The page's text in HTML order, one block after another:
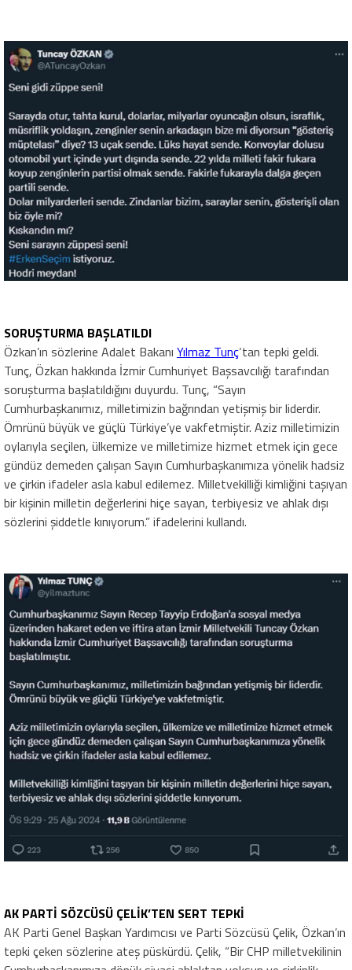
SORUŞTURMA BAŞLATILDI
Özkan’ın sözlerine Adalet Bakanı Yılmaz Tunç‘tan tepki geldi.
Tunç, Özkan hakkında İzmir Cumhuriyet Başsavcılığı tarafından
soruşturma başlatıldığını duyurdu. Tunç, “Sayın
Cumhurbaşkanımız, milletimizin bağrından yetişmiş bir liderdir.
Ömrünü büyük ve güçlü Türkiye’ye vakfetmiştir. Aziz milletimizin
oylarıyla seçilen, ülkemize ve milletimize hizmet etmek için gece
gündüz demeden çalışan Sayın Cumhurbaşkanımıza yönelik hadsiz
ve çirkin ifadeler asla kabul edilemez. Milletvekilliği kimliğini taşıyan
bir kişinin milletin değerlerini hiçe sayan, terbiyesiz ve ahlak dışı
sözlerini şiddetle kınıyorum.” ifadelerini kullandı.
AK PARTİ SÖZCÜSÜ ÇELİK’TEN SERT TEPKİ
AK Parti Genel Başkan Yardımcısı ve Parti Sözcüsü Çelik, Özkan’ın
tepki çeken sözlerine ateş püskürdü. Çelik, “Bir CHP milletvekilinin